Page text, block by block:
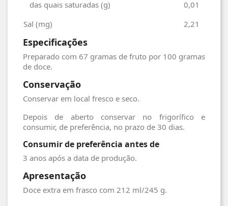
das quais saturadas (g)
0,01
Sal (mg)
2,21
Especificações
Preparado com 67 gramas de fruto por 100 gramas
de doce.
Conservação
Conservar em local fresco e seco.
Depois de aberto conservar no frigorífico e
consumir, de preferência, no prazo de 30 dias.
Consumir de preferência antes de
3 anos após a data de produção.
Apresentação
Doce extra em frasco com 212 ml/245 g.